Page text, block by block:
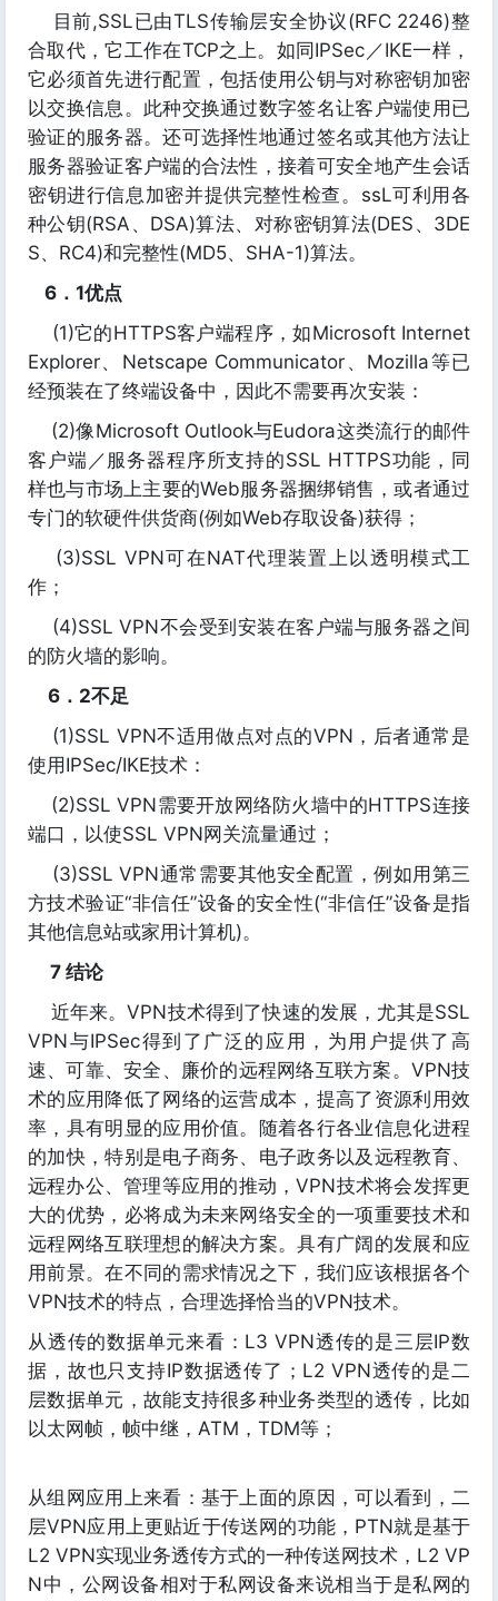
目前,SSL已由TLS传输层安全协议(RFC 2246)整
合取代，它工作在TCP之上。如同IPSec／IKE一样，
它必须首先进行配置，包括使用公钥与对称密钥加密
以交换信息。此种交换通过数字签名让客户端使用已
验证的服务器。还可选择性地通过签名或其他方法让
服务器验证客户端的合法性，接着可安全地产生会话
密钥进行信息加密并提供完整性检查。ssL可利用各
种公钥(RSA、DSA)算法、对称密钥算法(DES、3DE
S、RC4)和完整性(MD5、SHA-1)算法。
6．1优点
(1)它的HTTPS客户端程序，如Microsoft Internet
Explorer、Netscape Communicator、Mozilla等已
经预装在了终端设备中，因此不需要再次安装：
(2)像Microsoft Outlook与Eudora这类流行的邮件
客户端／服务器程序所支持的SSL HTTPS功能，同
样也与市场上主要的Web服务器捆绑销售，或者通过
专门的软硬件供货商(例如Web存取设备)获得；
(3)SSL VPN可在NAT代理装置上以透明模式工
作；
(4)SSL VPN不会受到安装在客户端与服务器之间
的防火墙的影响。
6．2不足
(1)SSL VPN不适用做点对点的VPN，后者通常是
使用IPSec/IKE技术：
(2)SSL VPN需要开放网络防火墙中的HTTPS连接
端口，以使SSL VPN网关流量通过；
(3)SSL VPN通常需要其他安全配置，例如用第三
方技术验证“非信任”设备的安全性(“非信任”设备是指
其他信息站或家用计算机)。
7 结论
近年来。VPN技术得到了快速的发展，尤其是SSL
VPN与IPSec得到了广泛的应用，为用户提供了高
速、可靠、安全、廉价的远程网络互联方案。VPN技
术的应用降低了网络的运营成本，提高了资源利用效
率，具有明显的应用价值。随着各行各业信息化进程
的加快，特别是电子商务、电子政务以及远程教育、
远程办公、管理等应用的推动，VPN技术将会发挥更
大的优势，必将成为未来网络安全的一项重要技术和
远程网络互联理想的解决方案。具有广阔的发展和应
用前景。在不同的需求情况之下，我们应该根据各个
VPN技术的特点，合理选择恰当的VPN技术。
从透传的数据单元来看：L3 VPN透传的是三层IP数
据，故也只支持IP数据透传了；L2 VPN透传的是二
层数据单元，故能支持很多种业务类型的透传，比如
以太网帧，帧中继，ATM，TDM等；
从组网应用上来看：基于上面的原因，可以看到，二
层VPN应用上更贴近于传送网的功能，PTN就是基于
L2 VPN实现业务透传方式的一种传送网技术，L2 VP
N中，公网设备相对于私网设备来说相当于是私网的